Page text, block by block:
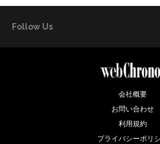
Follow Us
会社概要
お問い合わせ
利用規約
プライバシーポリ